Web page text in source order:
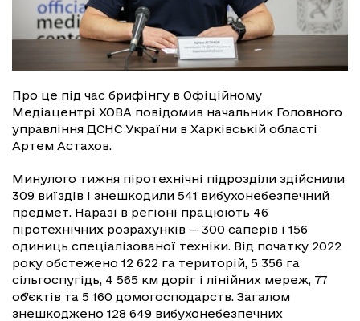
Про це під час брифінгу в Офіційному
Медіацентрі ХОВА повідомив начальник Головного
управління ДСНС України в Харківській області
Артем Астахов.
Минулого тижня піротехнічні підрозділи здійснили
309 виїздів і знешкодили 541 вибухонебезпечний
предмет. Наразі в регіоні працюють 46
піротехнічних розрахунків — 300 саперів і 156
одиниць спеціалізованої техніки. Від початку 2022
року обстежено 12 622 га територій, 5 356 га
сільгоспугідь, 4 565 км доріг і лінійних мереж, 77
об’єктів та 5 160 домогосподарств. Загалом
знешкоджено 128 649 вибухонебезпечних